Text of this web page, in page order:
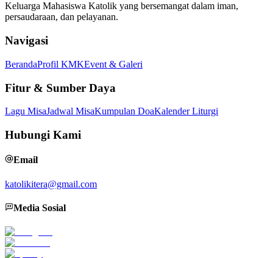
Keluarga Mahasiswa Katolik yang bersemangat dalam iman,
persaudaraan, dan pelayanan.
Navigasi
BerandaProfil KMKEvent & Galeri
Fitur & Sumber Daya
Lagu MisaJadwal MisaKumpulan DoaKalender Liturgi
Hubungi Kami
Email
katolikitera@gmail.com
Media Sosial